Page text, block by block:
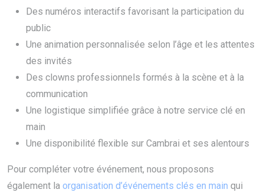
Des numéros interactifs favorisant la participation du
public
Une animation personnalisée selon l’âge et les attentes
des invités
Des clowns professionnels formés à la scène et à la
communication
Une logistique simplifiée grâce à notre service clé en
main
Une disponibilité flexible sur Cambrai et ses alentours
Pour compléter votre événement, nous proposons
également la organisation d’événements clés en main qui